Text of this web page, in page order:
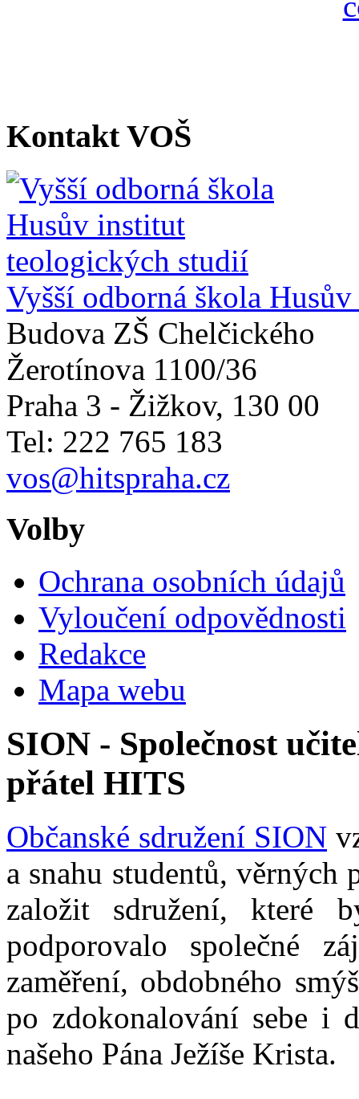
Kontakt VOŠ
Vyšší odborná škola
Budova ZŠ Chelčického
Žerotínova 1100/36
Praha 3 - Žižkov, 130 00
Tel: 222 765 183
vos@hitspraha.cz
Volby
Ochrana osobních údajů
Vyloučení odpovědnosti
Redakce
Mapa webu
SION - Společnost
přátel HITS
Občanské sdružení SION
a snahu studentů, věrných
založit sdružení, které
podporovalo společné
zaměření, obdobného
po zdokonalování sebe i
našeho Pána Ježíše Krista.